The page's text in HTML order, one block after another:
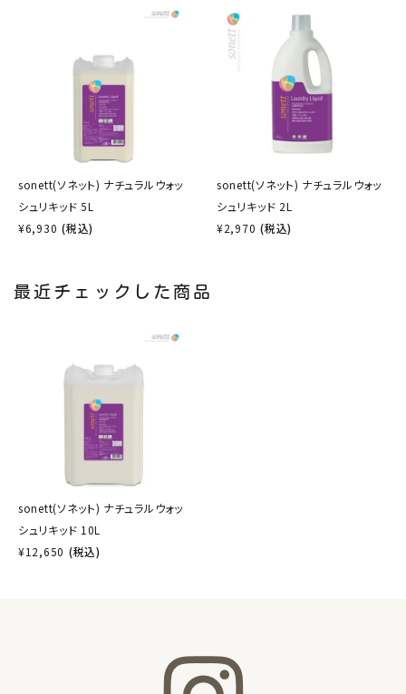
sonett(ソネット) ナチュラルウォッ
シュリキッド 5L
¥6,930 (税込)
sonett(ソネット) ナチュラルウォッ
シュリキッド 2L
¥2,970 (税込)
最近チェックした商品
sonett(ソネット) ナチュラルウォッ
シュリキッド 10L
¥12,650 (税込)